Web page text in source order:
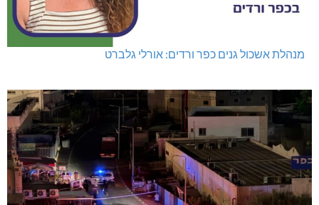
מנהלת אשכול גנים כפר ורדים: אורלי גלברט